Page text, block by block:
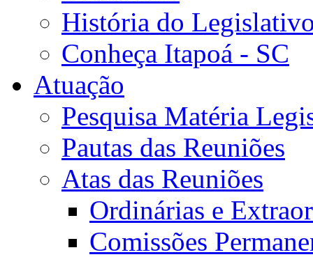
História do
Conheça Itapoá - SC
Atuação
Pesquisa Matéria
Pautas das Reuniões
Atas das Reuniões
Ordinárias e
Comissões